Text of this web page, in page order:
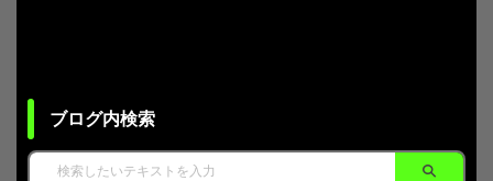
ブログ内検索